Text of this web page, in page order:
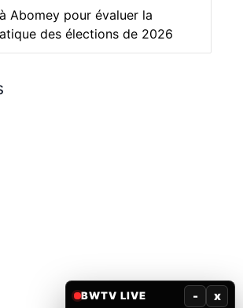
Abomey pour évaluer la
des élections de 2026
BWTV LIVE - x